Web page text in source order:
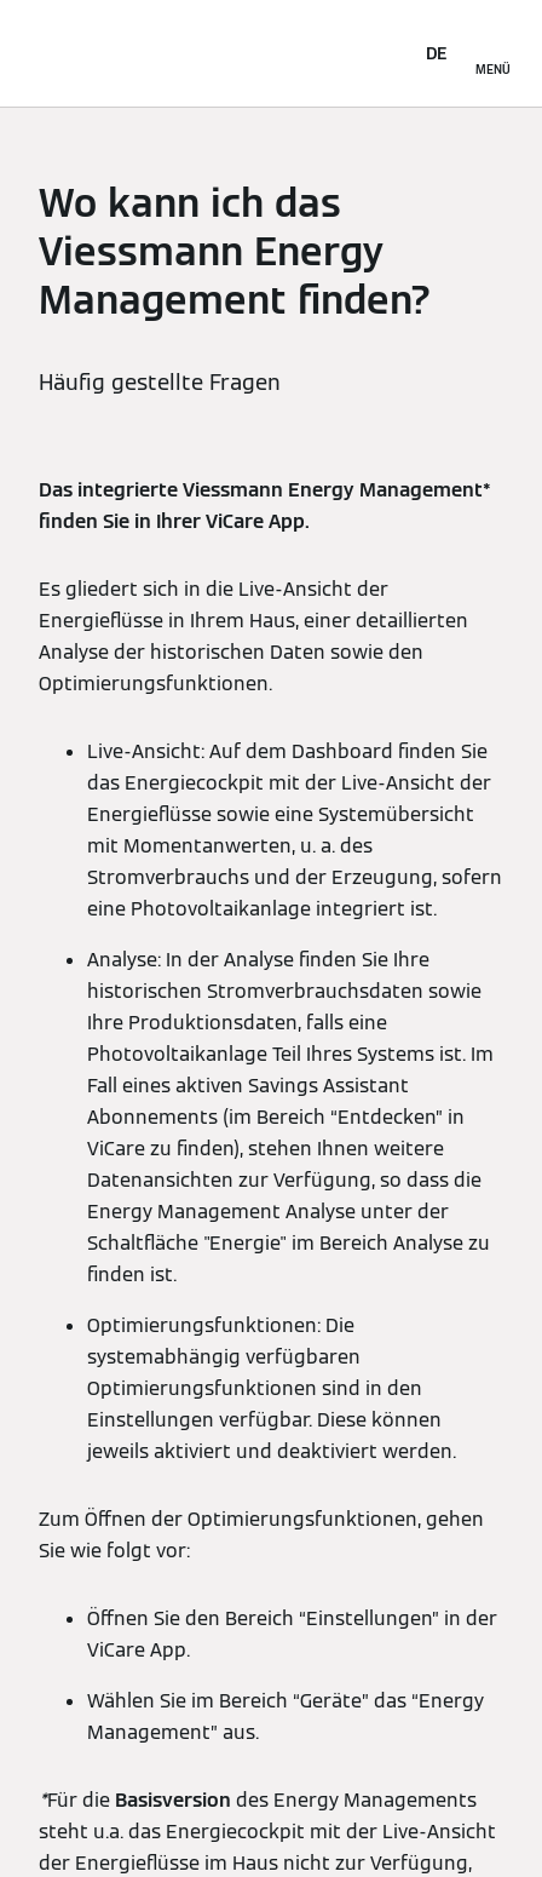
MENÜ
DE
Wo kann ich das
Viessmann Energy
Management finden?
Häufig gestellte Fragen
Das integrierte Viessmann Energy Management*
finden Sie in Ihrer ViCare App.
Es gliedert sich in die Live-Ansicht der
Energieflüsse in Ihrem Haus, einer detaillierten
Analyse der historischen Daten sowie den
Optimierungsfunktionen.
Live-Ansicht: Auf dem Dashboard finden Sie
das Energiecockpit mit der Live-Ansicht der
Energieflüsse sowie eine Systemübersicht
mit Momentanwerten, u. a. des
Stromverbrauchs und der Erzeugung, sofern
eine Photovoltaikanlage integriert ist.
Analyse: In der Analyse finden Sie Ihre
historischen Stromverbrauchsdaten sowie
Ihre Produktionsdaten, falls eine
Photovoltaikanlage Teil Ihres Systems ist. Im
Fall eines aktiven Savings Assistant
Abonnements (im Bereich “Entdecken” in
ViCare zu finden), stehen Ihnen weitere
Datenansichten zur Verfügung, so dass die
Energy Management Analyse unter der
Schaltfläche "Energie" im Bereich Analyse zu
finden ist.
Optimierungsfunktionen: Die
systemabhängig verfügbaren
Optimierungsfunktionen sind in den
Einstellungen verfügbar. Diese können
jeweils aktiviert und deaktiviert werden.
Zum Öffnen der Optimierungsfunktionen, gehen
Sie wie folgt vor:
Öffnen Sie den Bereich “Einstellungen” in der
ViCare App.
Wählen Sie im Bereich “Geräte” das “Energy
Management” aus.
*Für die Basisversion des Energy Managements
steht u.a. das Energiecockpit mit der Live-Ansicht
der Energieflüsse im Haus nicht zur Verfügung,